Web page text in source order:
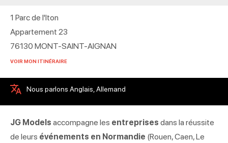
1 Parc de l'Iton
Appartement 23
76130 MONT-SAINT-AIGNAN
VOIR MON ITINÉRAIRE
Nous parlons Anglais, Allemand
JG Models accompagne les entreprises dans la réussite
de leurs événements en Normandie (Rouen, Caen, Le